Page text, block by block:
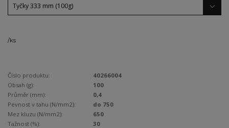
/ks
Číslo produktu:
40266004
Obsah (g):
100
Průměr (mm):
0,4
Pevnost v tahu (N/mm2):
do 750
Mez kluzu (N/mm2):
650
Tažnost (%):
30